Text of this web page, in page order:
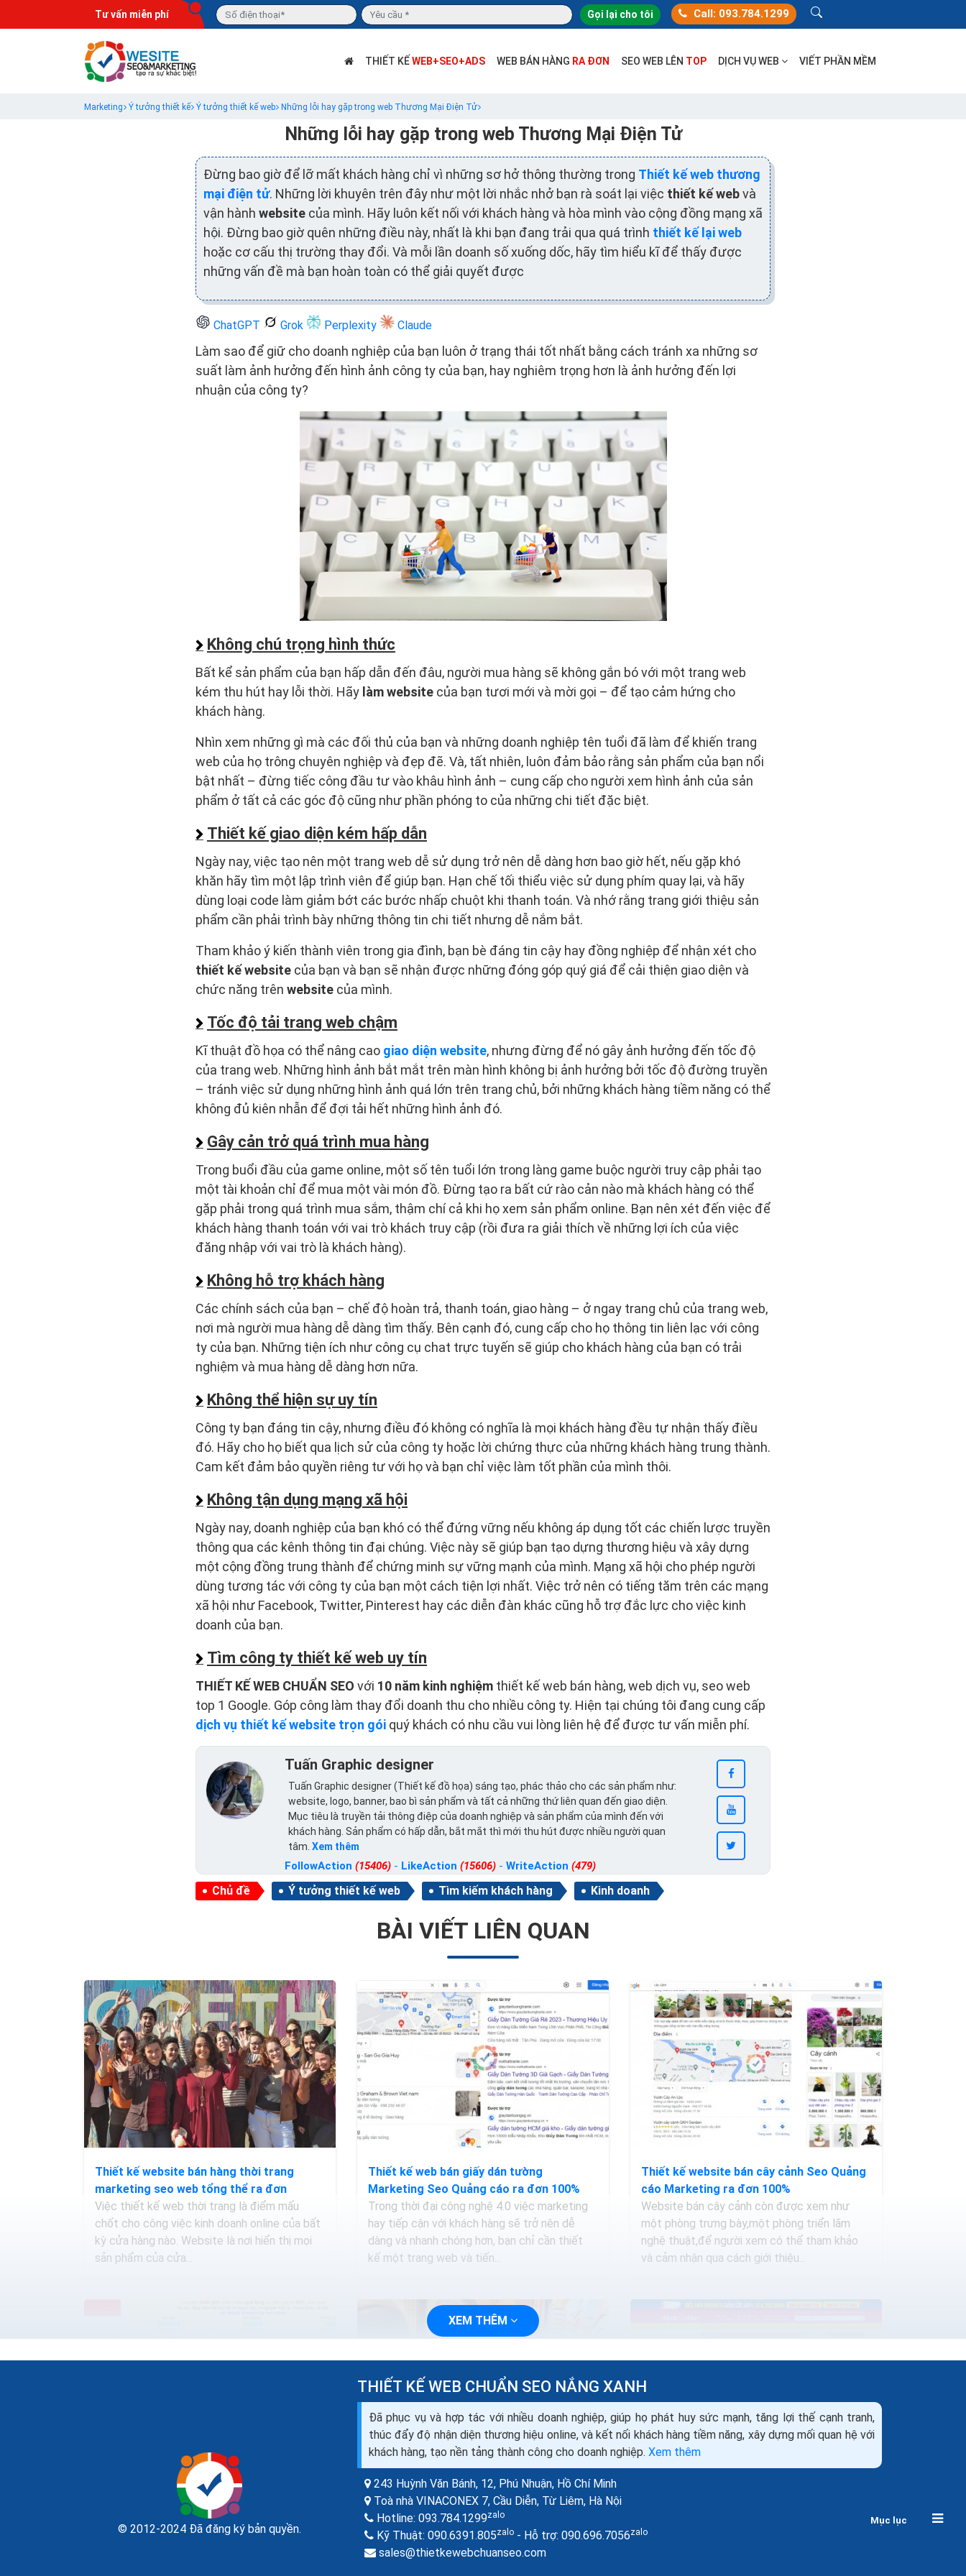
Tư vấn miễn phí Gọi lại cho tôi Call: 093.784.1299
THIẾT KẾWEB+SEO+ADS WEB BÁN HÀNG RA ĐƠN SEO WEB LÊN TOP DỊCH VỤ WEB VIẾT PHẦN MỀM
Marketing Ý tưởng thiết kế Ý tưởng thiết kế web Những lỗi hay gặp trong web Thương Mại Điện Tử
Những lỗi hay gặp trong web Thương Mại Điện Tử
Đừng bao giờ để lỡ mất khách hàng chỉ vì những sơ hở thông thường trong Thiết kế web thương
mại điện tử. Những lời khuyên trên đây như một lời nhắc nhở bạn rà soát lại việc thiết kế webvà
vận hành website của mình. Hãy luôn kết nối với khách hàng và hòa mình vào cộng đồng mạng xã
hội. Đừng bao giờ quên những điều này, nhất là khi bạn đang trải qua quá trình thiết kế lại web
hoặc cơ cấu thị trường thay đổi. Và mỗi lần doanh số xuống dốc, hãy tìm hiểu kĩ để thấy được
những vấn đề mà bạn hoàn toàn có thể giải quyết được
ChatGPT Grok Perplexity Claude
Mục lục
Làm sao để giữ cho doanh nghiệp của bạn luôn ở trạng thái tốt nhất bằng cách tránh xa những sơ
suất làm ảnh hưởng đến hình ảnh công ty của bạn, hay nghiêm trọng hơn là ảnh hưởng đến lợi
nhuận của công ty?
Không chú trọng hình thức
Bất kể sản phẩm của bạn hấp dẫn đến đâu, người mua hàng sẽ không gắn bó với một trang web
kém thu hút hay lỗi thời. Hãy làm website của bạn tươi mới và mời gọi – để tạo cảm hứng cho
khách hàng.
Nhìn xem những gì mà các đối thủ của bạn và những doanh nghiệp tên tuổi đã làm để khiến trang
web của họ trông chuyên nghiệp và đẹp đẽ. Và, tất nhiên, luôn đảm bảo rằng sản phẩm của bạn nổi
bật nhất – đừng tiếc công đầu tư vào khâu hình ảnh – cung cấp cho người xem hình ảnh của sản
phẩm ở tất cả các góc độ cũng như phần phóng to của những chi tiết đặc biệt.
Thiết kế giao diện kém hấp dẫn
Ngày nay, việc tạo nên một trang web dễ sử dụng trở nên dễ dàng hơn bao giờ hết, nếu gặp khó
khăn hãy tìm một lập trình viên để giúp bạn. Hạn chế tối thiểu việc sử dụng phím quay lại, và hãy
dùng loại code làm giảm bớt các bước nhấp chuột khi thanh toán. Và nhớ rằng trang giới thiệu sản
phẩm cần phải trình bày những thông tin chi tiết nhưng dễ nắm bắt.
Tham khảo ý kiến thành viên trong gia đình, bạn bè đáng tin cậy hay đồng nghiệp để nhận xét cho
thiết kế website của bạn và bạn sẽ nhận được những đóng góp quý giá để cải thiện giao diện và
chức năng trên website của mình.
Tốc độ tải trang web chậm
Kĩ thuật đồ họa có thể nâng cao giao diện website, nhưng đừng để nó gây ảnh hưởng đến tốc độ
của trang web. Những hình ảnh bắt mắt trên màn hình không bị ảnh hưởng bởi tốc độ đường truyền
– tránh việc sử dụng những hình ảnh quá lớn trên trang chủ, bởi những khách hàng tiềm năng có thể
không đủ kiên nhẫn để đợi tải hết những hình ảnh đó.
Gây cản trở quá trình mua hàng
Trong buổi đầu của game online, một số tên tuổi lớn trong làng game buộc người truy cập phải tạo
một tài khoản chỉ để mua một vài món đồ. Đừng tạo ra bất cứ rào cản nào mà khách hàng có thể
gặp phải trong quá trình mua sắm, thậm chí cả khi họ xem sản phẩm online. Bạn nên xét đến việc để
khách hàng thanh toán với vai trò khách truy cập (rồi đưa ra giải thích về những lợi ích của việc
đăng nhập với vai trò là khách hàng).
Không hỗ trợ khách hàng
Các chính sách của bạn – chế độ hoàn trả, thanh toán, giao hàng – ở ngay trang chủ của trang web,
nơi mà người mua hàng dễ dàng tìm thấy. Bên cạnh đó, cung cấp cho họ thông tin liên lạc với công
ty của bạn. Những tiện ích như công cụ chat trực tuyến sẽ giúp cho khách hàng của bạn có trải
nghiệm và mua hàng dễ dàng hơn nữa.
Không thể hiện sự uy tín
Công ty bạn đáng tin cậy, nhưng điều đó không có nghĩa là mọi khách hàng đều tự nhận thấy điều
đó. Hãy cho họ biết qua lịch sử của công ty hoặc lời chứng thực của những khách hàng trung thành.
Cam kết đảm bảo quyền riêng tư với họ và bạn chỉ việc làm tốt phần của mình thôi.
Không tận dụng mạng xã hội
Ngày nay, doanh nghiệp của bạn khó có thể đứng vững nếu không áp dụng tốt các chiến lược truyền
thông qua các kênh thông tin đại chúng. Việc này sẽ giúp bạn tạo dựng thương hiệu và xây dựng
một cộng đồng trung thành để chứng minh sự vững mạnh của mình. Mạng xã hội cho phép người
dùng tương tác với công ty của bạn một cách tiện lợi nhất. Việc trở nên có tiếng tăm trên các mạng
xã hội như Facebook, Twitter, Pinterest hay các diễn đàn khác cũng hỗ trợ đắc lực cho việc kinh
doanh của bạn.
Tìm công ty thiết kế web uy tín
THIẾT KẾ WEB CHUẨN SEO với 10 năm kinh nghiệm thiết kế web bán hàng, web dịch vụ, seo web
top 1 Google. Góp công làm thay đổi doanh thu cho nhiều công ty. Hiện tại chúng tôi đang cung cấp
dịch vụ thiết kế website trọn gói quý khách có nhu cầu vui lòng liên hệ để được tư vấn miễn phí.
Tuấn Graphic designer
Tuấn Graphic designer (Thiết kế đồ họa) sáng tạo, phác thảo cho các sản phẩm như:
website, logo, banner, bao bì sản phẩm và tất cả những thứ liên quan đến giao diện.
Mục tiêu là truyền tải thông điệp của doanh nghiệp và sản phẩm của mình đến với
khách hàng. Sản phẩm có hấp dẫn, bắt mắt thì mới thu hút được nhiều người quan
tâm. Xem thêm
FollowAction (15406) - LikeAction (15606) - WriteAction (479)
Chủ đề Ý tưởng thiết kế web Tìm kiếm khách hàng Kinh doanh
BÀI VIẾT LIÊN QUAN
Thiết kế website bán hàng thời trang
marketing seo web tổng thể ra đơn
Việc thiết kế web thời trang là điểm mấu
chốt cho công việc kinh doanh online của bất
kỳ cửa hàng nào. Website là nơi hiển thị mọi
sản phẩm của cửa...
Thiết kế web bán giấy dán tường
Marketing Seo Quảng cáo ra đơn 100%
Trong thời đại công nghệ 4.0 việc marketing
hay tiếp cận với khách hàng sẽ trở nên dễ
dàng và nhanh chóng hơn, bạn chỉ cần thiết
kế một trang web và tiến...
Thiết kế website bán cây cảnh Seo Quảng
cáo Marketing ra đơn 100%
Website bán cây cảnh còn được xem như
một phòng trưng bày,một phòng triển lãm
nghệ thuật,để người xem có thể tham khảo
và cảm nhận qua cách giới thiệu...
Thiết kế website bán máy đếm tiền seo
quảng cáo marketing ra đơn 100%
Bạn đang cần tìm hiểu về thiết kế web bán
Thiết kế website shop bán đồ thú cưng
seo quảng cáo ra đơn 100%
Một website chính là cách quảng bá phù hợp
nhất trong thời đại công nghệ. Nó hướng trực
diện đến đối tượng khách hàng mục tiêu của
Như các bạn thấy điện tử điện lạnh hiện được
XEM THÊM
© 2012-2024 Đã đăng ký bản quyền.
THIẾT KẾ WEB CHUẨN SEO NẮNG XANH
Đã phục vụ và hợp tác với nhiều doanh nghiệp, giúp họ phát huy sức mạnh, tăng lợi thế cạnh tranh,
thúc đẩy độ nhận diện thương hiệu online, và kết nối khách hàng tiềm năng, xây dựng mối quan hệ với
khách hàng, tạo nền tảng thành công cho doanh nghiệp. Xem thêm
243 Huỳnh Văn Bánh, 12, Phú Nhuận, Hồ Chí Minh
Toà nhà VINACONEX 7, Cầu Diễn, Từ Liêm, Hà Nội
Hotline: 093.784.1299zalo
Kỹ Thuật: 090.6391.805zalo- Hỗ trợ: 090.696.7056zalo
sales@thietkewebchuanseo.com